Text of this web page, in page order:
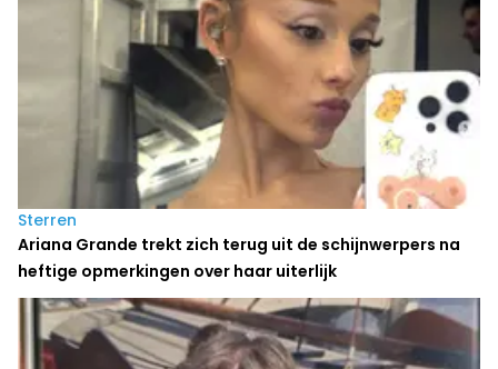
Sterren
Ariana Grande trekt zich terug uit de schijnwerpers na
heftige opmerkingen over haar uiterlijk